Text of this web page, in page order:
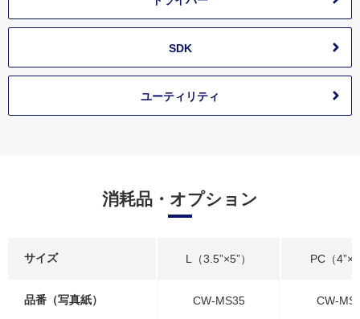
SDK
ユーティリティ
消耗品・オプション
サイズ L（3.5”×5”） PC（
品番（写真紙） CW-MS35 CW-